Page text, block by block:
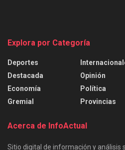
Explora por Categoría
Deportes
Destacada
Economía
Gremial
Opinión
Política
Provincias
Acerca de InfoActual
Sitio digital de información y análisis